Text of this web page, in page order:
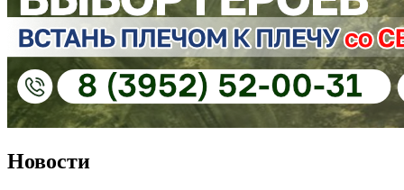
Новости